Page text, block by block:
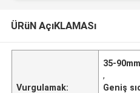
ÜRüN AçıKLAMASı
Vurgulamak:
35-
,
Geniş